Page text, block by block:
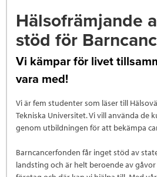
Hälsofrämjande
stöd för
Vi kämpar för livet
vara med!
Vi är fem studenter som läser till
Tekniska Universitet. Vi vill använda de
genom utbildningen för att bekämpa
Barncancerfonden får inget stöd av
landsting och är helt beroende av